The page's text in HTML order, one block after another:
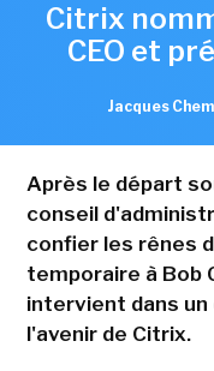
Citrix
CEO et
Jacques
Après le départ
conseil
confier les rênes
temporaire à Bob
intervient dans
l'avenir de Citrix.